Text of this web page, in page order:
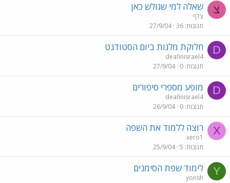
צ שאלה למי שגולש כאן
צלף
תגובות 36
27/9/04
D חלוקת מלגות ביום הסטודנט
deafinisrael4
תגובות 0
27/9/04
D מופע מספרי סיפורים
deafinisrael4
תגובות 0
26/9/04
X רוצה ללמוד את השפה
xero1
תגובות 5
25/9/04
Y לימוד שפת הסימנים
yonsh